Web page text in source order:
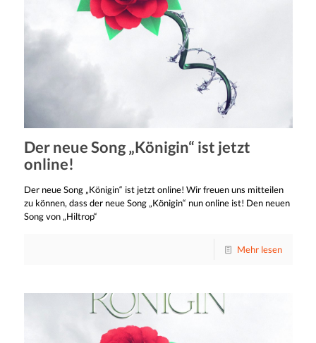
Der neue Song „Königin“ ist jetzt
online!
Der neue Song „Königin“ ist jetzt online! Wir freuen uns mitteilen
zu können, dass der neue Song „Königin“ nun online ist! Den neuen
Song von „Hiltrop“
Mehr lesen